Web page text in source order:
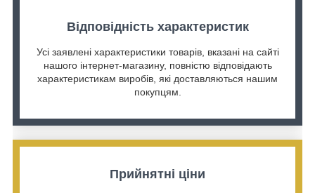
Відповідність характеристик
Усі заявлені характеристики товарів, вказані на сайті
нашого інтернет-магазину, повністю відповідають
характеристикам виробів, які доставляються нашим
покупцям.
Прийнятні ціни